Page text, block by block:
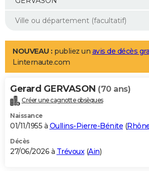
Mobiles
Meilleur smartphone
Internet
Ordinateurs
Jeux vidéo
Guide high-tech
Aménagement intérieur
LIFESTYLE
Art de vivre
Bien-être
Loisirs
Mode
Modes de vie
Alimentation
Guide de la santé
Maladies
Médicaments
Sommeil
VOYAGE
Destinations
City break
Voyage nature
Voyage de noces
Forum
Climat
+PHOTO
GUIDES D'ACHAT
BONS PLANS
NOUVEAU : publiez un avis de décès
Linternaute.com
Gerard GERVASON (70 ans)
Créer une cagnotte obsèques
Naissance
01/11/1955 à Oullins-Pierre-Bénite (
Décès
27/06/2026 à Trévoux(Ain)